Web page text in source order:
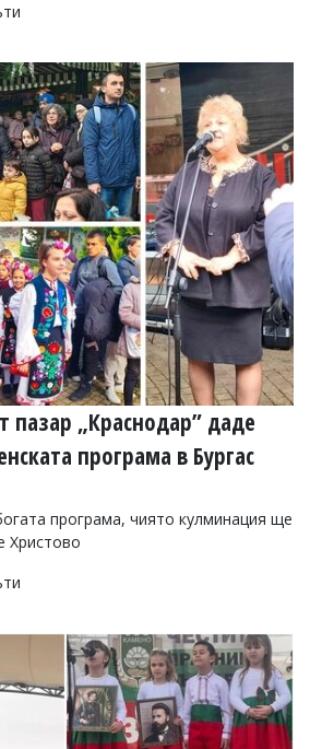
пазар „Краснодар” даде
програма в Бургас
програма, чиято кулминация ще
Христово